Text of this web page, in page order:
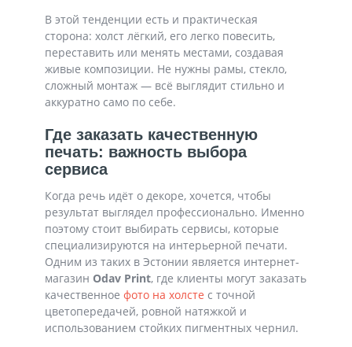
В этой тенденции есть и практическая
сторона: холст лёгкий, его легко повесить,
переставить или менять местами, создавая
живые композиции. Не нужны рамы, стекло,
сложный монтаж — всё выглядит стильно и
аккуратно само по себе.
Где заказать качественную
печать: важность выбора
сервиса
Когда речь идёт о декоре, хочется, чтобы
результат выглядел профессионально. Именно
поэтому стоит выбирать сервисы, которые
специализируются на интерьерной печати.
Одним из таких в Эстонии является интернет-
магазин Odav Print, где клиенты могут заказать
качественноефото на холсте с точной
цветопередачей, ровной натяжкой и
использованием стойких пигментных чернил.